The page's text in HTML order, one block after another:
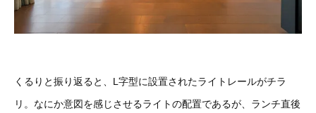
くるりと振り返ると、L字型に設置されたライトレールがチラ
リ。なにか意図を感じさせるライトの配置であるが、ランチ直後